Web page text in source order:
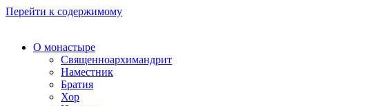
Перейти к содержимому
О монастыре
Священноархимандрит
Наместник
Братия
Хор